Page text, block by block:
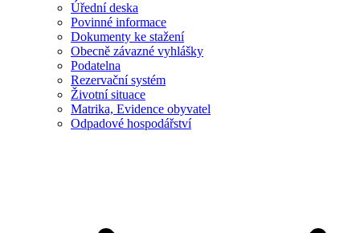
Úřední deska
Povinné informace
Dokumenty ke stažení
Obecně závazné vyhlášky
Podatelna
Rezervační systém
Životní situace
Matrika, Evidence obyvatel
Odpadové hospodářství